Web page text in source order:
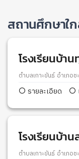
สถานศึกษาใก
โรงเรียนบ้า
ตำบลเกาะขันธ์ อำเภ
รายละเอียด
โรงเรียนบ้า
ตำบลเกาะขันธ์ อำเภ